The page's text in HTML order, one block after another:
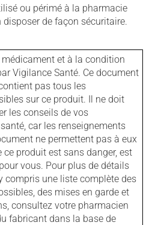
ou périmé à la pharmacie
disposer de façon sécuritaire.
et à la condition
Vigilance Santé. Ce document
pas tous les
sur ce produit. Il ne doit
les conseils de vos
car les renseignements
ne permettent pas à eux
ce produit est sans danger, est
vous. Pour plus de détails
compris une liste complète des
des mises en garde et
consultez votre pharmacien
fabricant dans la base de